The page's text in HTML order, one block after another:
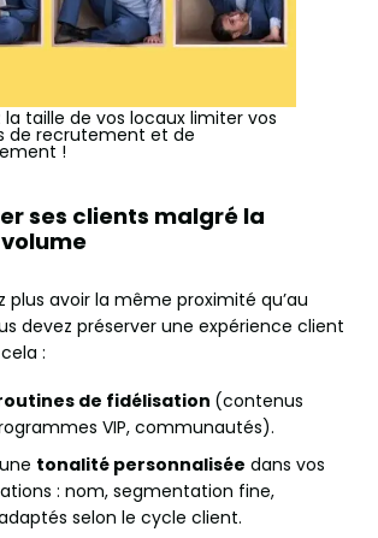
la taille de vos locaux limiter vos
de recrutement et de
!
ses clients malgré la
plus avoir la même proximité qu’au
devez préserver une expérience client
:
de fidélisation (contenus
VIP, communautés).
tonalité personnalisée dans vos
: nom, segmentation fine,
selon le cycle client.